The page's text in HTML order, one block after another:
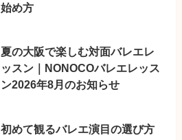
始め方
夏の大阪で楽しむ対面バレエレ
ッスン｜NONOCOバレエレッス
ン2026年8月のお知らせ
初めて観るバレエ演目の選び方